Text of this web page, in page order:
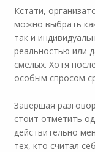
Кстати,
можно выбрать
так и
реальностью или
смелых. Хотя
особым спросом
Завершая
стоит отметить
действительно
тех, кто считал